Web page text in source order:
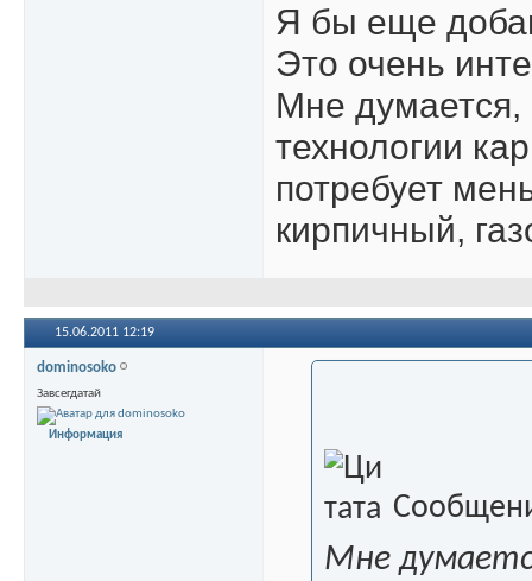
Я бы еще
Это очень
Мне
технологии
потребует
кирпичный,
15.06.2011 12:19
dominosoko
Завсегдатай
Информация
Мне